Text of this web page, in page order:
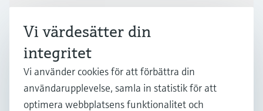
Industrier
Support
Vi värdesätter din
integritet
Vi använder cookies för att förbättra din
användarupplevelse, samla in statistik för att
optimera webbplatsens funktionalitet och